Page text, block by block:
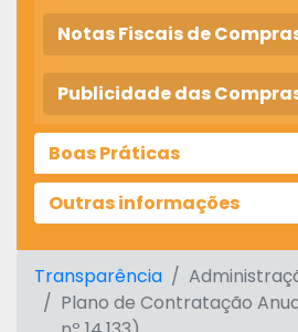
Notas Fiscais de
Publicidade das
Boas Práticas
Outras informações
Transparência
Plano de Contratação